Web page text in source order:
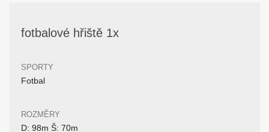
fotbalové hřiště 1x
SPORTY
Fotbal
ROZMĚRY
D: 98m Š: 70m